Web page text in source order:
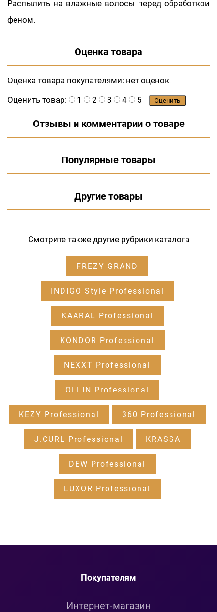
Распылить на влажные волосы перед обработкои
феном.
Оценка товара
Оценка товара покупателями: нет оценок.
Оценить товар:
1 2 3 4 5 Оценить
Отзывы и комментарии о товаре
Популярные товары
Другие товары
Смотрите также другие рубрики каталога
FREZY GRAND
INDIGO Style Professional
KAARAL Professional
KONDOR Professional
NEXXT Professional
OLLIN Professional
KEZY Professional 360 Professional
J.CURL Professional KRASSA
DEW Professional
LUXOR Professional
Покупателям
Интернет-магазин